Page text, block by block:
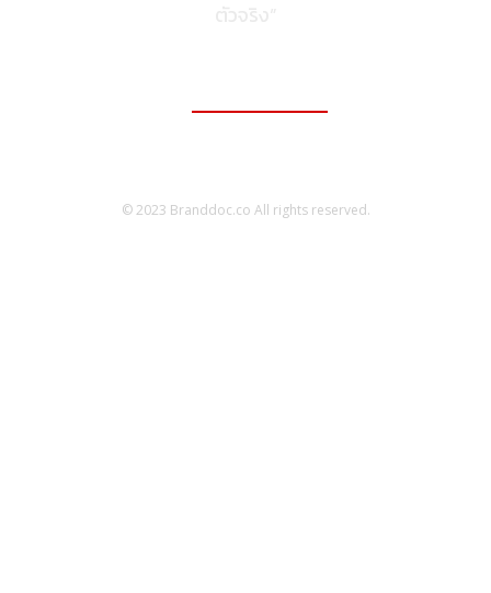
© 2023 Branddoc.co All rights reserved.